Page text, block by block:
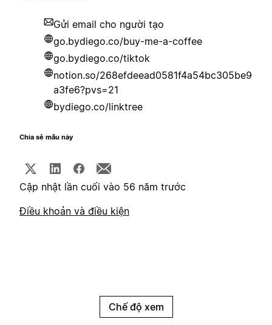
Gửi email cho người tạo
go.bydiego.co/buy-me-a-coffee
go.bydiego.co/tiktok
notion.so/268efdeead0581f4a54bc305be9
a3fe6?pvs=21
bydiego.co/linktree
Chia sẻ mẫu này
Cập nhật lần cuối vào 56 năm trước
Điều khoản và điều kiện
Chế độ xem